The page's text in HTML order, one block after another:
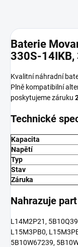
Baterie
330S-14IKB,
Kvalitní náhradní
Plně kompatibilní
poskytujeme záruku
Technické
Kapacita
Napětí
Typ
Stav
Záruka
Nahrazuje
L14M2P21,
L15M3PB0,
5B10W67239,